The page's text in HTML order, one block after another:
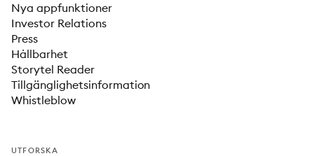
Nya appfunktioner
Investor Relations
Press
Hållbarhet
Storytel Reader
Tillgänglighetsinformation
Whistleblow
UTFORSKA